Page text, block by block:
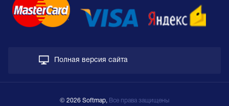
Полная версия сайта
© 2026 Softmap, Все права защищены